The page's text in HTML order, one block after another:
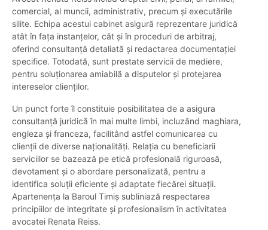
comercial, al muncii, administrativ, precum și executările
silite. Echipa acestui cabinet asigură reprezentare juridică
atât în fața instanțelor, cât și în proceduri de arbitraj,
oferind consultanță detaliată și redactarea documentației
specifice. Totodată, sunt prestate servicii de mediere,
pentru soluționarea amiabilă a disputelor și protejarea
intereselor clienților.
Un punct forte îl constituie posibilitatea de a asigura
consultanță juridică în mai multe limbi, incluzând maghiara,
engleza și franceza, facilitând astfel comunicarea cu
clienții de diverse naționalități. Relația cu beneficiarii
serviciilor se bazează pe etică profesională riguroasă,
devotament și o abordare personalizată, pentru a
identifica soluții eficiente și adaptate fiecărei situații.
Apartenența la Baroul Timiș subliniază respectarea
principiilor de integritate și profesionalism în activitatea
avocatei Renata Reiss.